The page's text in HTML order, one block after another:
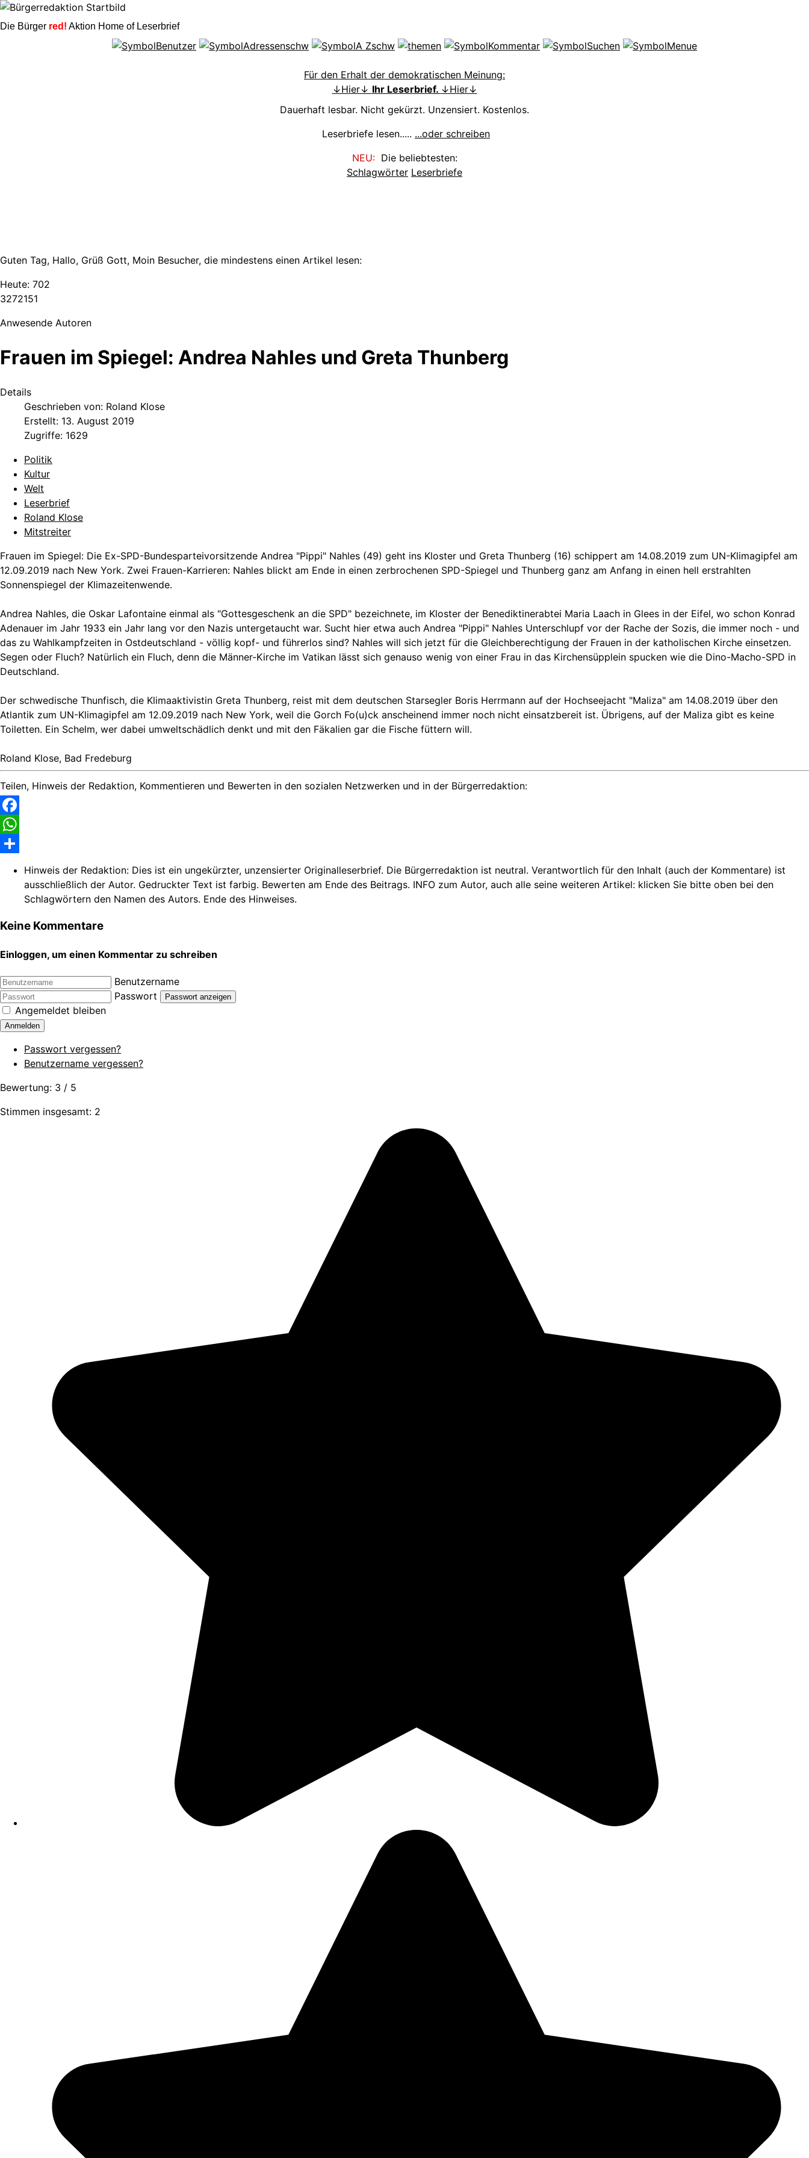
Die Bürger red! Aktion Home of Leserbrief
Für den Erhalt der demokratischen Meinung:
↓Hier↓ Ihr Leserbrief. ↓Hier↓
Dauerhaft lesbar. Nicht gekürzt. Unzensiert. Kostenlos.
Leserbriefe lesen..... ...oder schreiben
NEU:Die beliebtesten:
Schlagwörter Leserbriefe
Guten Tag, Hallo, Grüß Gott, Moin Besucher, die mindestens einen Artikel lesen:
Heute: 702
3272151
Anwesende Autoren
Frauen im Spiegel: Andrea Nahles und Greta Thunberg
Details
Geschrieben von: Roland Klose
Erstellt: 13. August 2019
Zugriffe: 1629
Politik
Kultur
Welt
Leserbrief
Roland Klose
Mitstreiter
Frauen im Spiegel: Die Ex-SPD-Bundesparteivorsitzende Andrea "Pippi" Nahles (49) geht ins Kloster und Greta Thunberg (16) schippert am 14.08.2019 zum UN-Klimagipfel am
12.09.2019 nach New York. Zwei Frauen-Karrieren: Nahles blickt am Ende in einen zerbrochenen SPD-Spiegel und Thunberg ganz am Anfang in einen hell erstrahlten
Sonnenspiegel der Klimazeitenwende.
Andrea Nahles, die Oskar Lafontaine einmal als "Gottesgeschenk an die SPD" bezeichnete, im Kloster der Benediktinerabtei Maria Laach in Glees in der Eifel, wo schon Konrad
Adenauer im Jahr 1933 ein Jahr lang vor den Nazis untergetaucht war. Sucht hier etwa auch Andrea "Pippi" Nahles Unterschlupf vor der Rache der Sozis, die immer noch - und
das zu Wahlkampfzeiten in Ostdeutschland - völlig kopf- und führerlos sind? Nahles will sich jetzt für die Gleichberechtigung der Frauen in der katholischen Kirche einsetzen.
Segen oder Fluch? Natürlich ein Fluch, denn die Männer-Kirche im Vatikan lässt sich genauso wenig von einer Frau in das Kirchensüpplein spucken wie die Dino-Macho-SPD in
Deutschland.
Der schwedische Thunfisch, die Klimaaktivistin Greta Thunberg, reist mit dem deutschen Starsegler Boris Herrmann auf der Hochseejacht "Maliza" am 14.08.2019 über den
Atlantik zum UN-Klimagipfel am 12.09.2019 nach New York, weil die Gorch Fo(u)ck anscheinend immer noch nicht einsatzbereit ist. Übrigens, auf der Maliza gibt es keine
Toiletten. Ein Schelm, wer dabei umweltschädlich denkt und mit den Fäkalien gar die Fische füttern will.
Roland Klose, Bad Fredeburg
Teilen, Hinweis der Redaktion, Kommentieren und Bewerten in den sozialen Netzwerken und in der Bürgerredaktion:
Facebook
WhatsApp
Hinweis der Redaktion: Dies ist ein ungekürzter, unzensierter Originalleserbrief. Die Bürgerredaktion ist neutral. Verantwortlich für den Inhalt (auch der Kommentare) ist
ausschließlich der Autor. Gedruckter Text ist farbig. Bewerten am Ende des Beitrags. INFO zum Autor, auch alle seine weiteren Artikel: klicken Sie bitte oben bei den
Schlagwörtern den Namen des Autors. Ende des Hinweises.
Keine Kommentare
Einloggen, um einen Kommentar zu schreiben
Benutzername
Passwort
Passwort anzeigen
Angemeldet bleiben
Anmelden
Passwort vergessen?
Benutzername vergessen?
Bewertung: 3 / 5
Stimmen insgesamt: 2